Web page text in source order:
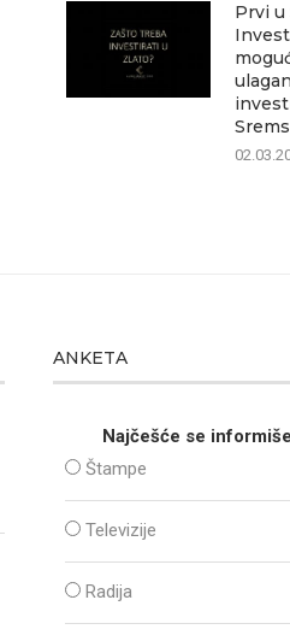
Prvi u
ANKETA
Najčešće se
Štampe
Televizije
Radija